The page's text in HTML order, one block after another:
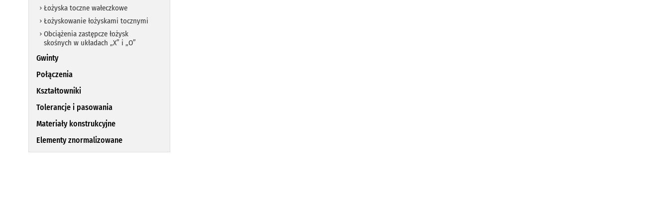
Łożyska toczne wałeczkowe
Łożyskowanie łożyskami tocznymi
Obciążenia zastępcze łożysk
skośnych w układach „X” i „O”
Gwinty
Połączenia
Kształtowniki
Tolerancje i pasowania
Materiały konstrukcyjne
Elementy znormalizowane